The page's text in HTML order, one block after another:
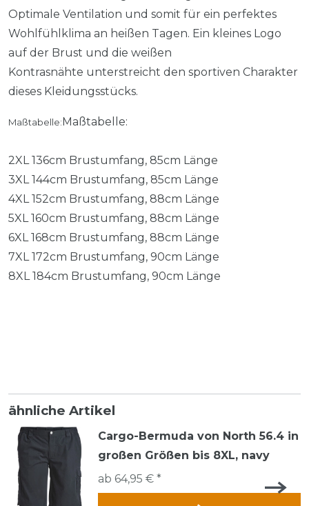
Optimale Ventilation und somit für ein perfektes
Wohlfühlklima an heißen Tagen. Ein kleines Logo
auf der Brust und die weißen
Kontrasnähte unterstreicht den sportiven Charakter
dieses Kleidungsstücks.
Maßtabelle:Maßtabelle:
2XL 136cm Brustumfang, 85cm Länge
3XL 144cm Brustumfang, 85cm Länge
4XL 152cm Brustumfang, 88cm Länge
5XL 160cm Brustumfang, 88cm Länge
6XL 168cm Brustumfang, 88cm Länge
7XL 172cm Brustumfang, 90cm Länge
8XL 184cm Brustumfang, 90cm Länge
ähnliche Artikel
Cargo-Bermuda von North 56.4 in
großen Größen bis 8XL, navy
ab 64,95 € *